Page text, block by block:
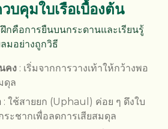
บคุมใบเรือเบื้องต้น
กคือการยืนบนกระดานและเรียนรู้
มอย่างถูกวิธี
คง : เริ่มจากการวางเท้าให้กว้างพอ
ดุล
: ใช้สายยก (Uphaul) ค่อย ๆ ดึงใบ
ระชากเพื่อลดการเสียสมดุล